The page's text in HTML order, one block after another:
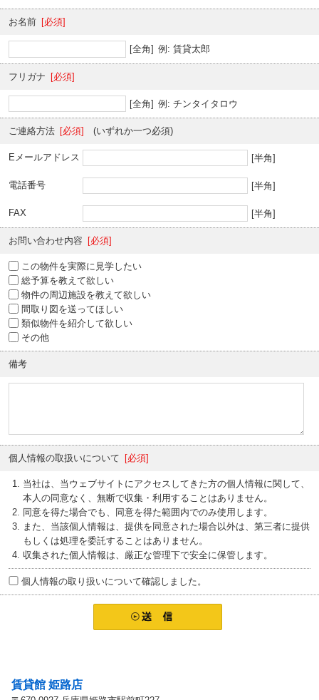
お名前 [必須]
[全角] 例: 賃貸太郎
フリガナ [必須]
[全角] 例: チンタイタロウ
ご連絡方法 [必須] (いずれか一つ必須)
Eメールアドレス [半角]
電話番号 [半角]
FAX [半角]
お問い合わせ内容 [必須]
この物件を実際に見学したい
総予算を教えて欲しい
物件の周辺施設を教えて欲しい
間取り図を送ってほしい
類似物件を紹介して欲しい
その他
備考
個人情報の取扱いについて [必須]
当社は、当ウェブサイトにアクセスしてきた方の個人情報に関して、
本人の同意なく、無断で収集・利用することはありません。
同意を得た場合でも、同意を得た範囲内でのみ使用します。
また、当該個人情報は、提供を同意された場合以外は、第三者に提供
もしくは処理を委託することはありません。
収集された個人情報は、厳正な管理下で安全に保管します。
個人情報の取り扱いについて確認しました。
賃貸館 姫路店